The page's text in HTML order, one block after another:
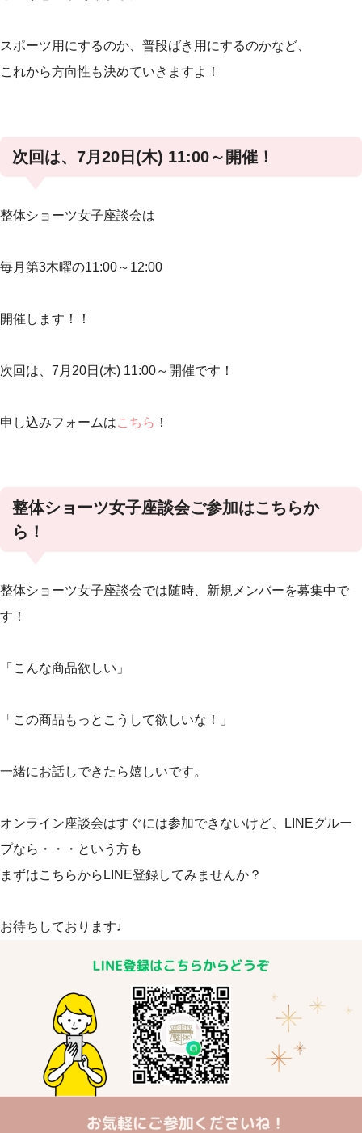
スポーツ用にするのか、普段ばき用にするのかなど、
これから方向性も決めていきますよ！
次回は、7月20日(木) 11:00～開催！
整体ショーツ女子座談会は
毎月第3木曜の11:00～12:00
開催します！！
次回は、7月20日(木) 11:00～開催です！
申し込みフォームはこちら ！
整体ショーツ女子座談会ご参加はこちらか
ら！
整体ショーツ女子座談会では随時、新規メンバーを募集中で
す！
「こんな商品欲しい」
「この商品もっとこうして欲しいな！」
一緒にお話しできたら嬉しいです。
オンライン座談会はすぐには参加できないけど、LINEグルー
プなら・・・という方も
まずはこちらからLINE登録してみませんか？
お待ちしております♩